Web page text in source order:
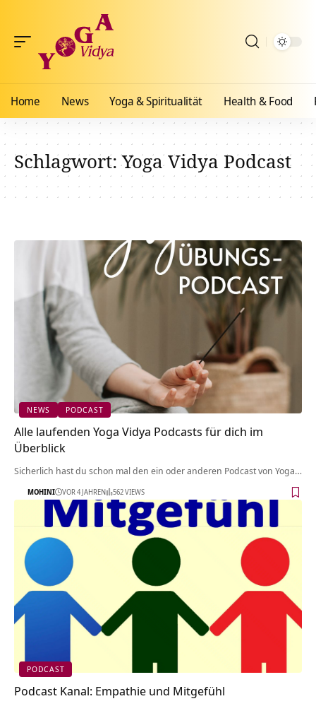
Home News Yoga & Spiritualität Health & Food
Schlagwort:Yoga Vidya Podcast
NEWS PODCAST
Alle laufenden Yoga Vidya Podcasts für dich im
Überblick
Sicherlich hast du schon mal den ein oder anderen Podcast von Yoga…
MOHINI VOR 4 JAHREN 562 VIEWS
PODCAST
Podcast Kanal: Empathie und Mitgefühl